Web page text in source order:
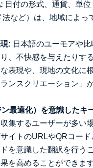
日付の形式、通貨、単
など）は、地域によっ
: 日本語のユーモアや
、不快感を与えたりす
表現や、現地の文化に
ンスクリエーション」
最適化）を意識したキ
集するユーザーが多い
イトのURLやQRコード
を意識した翻訳を行う
を高めることができます